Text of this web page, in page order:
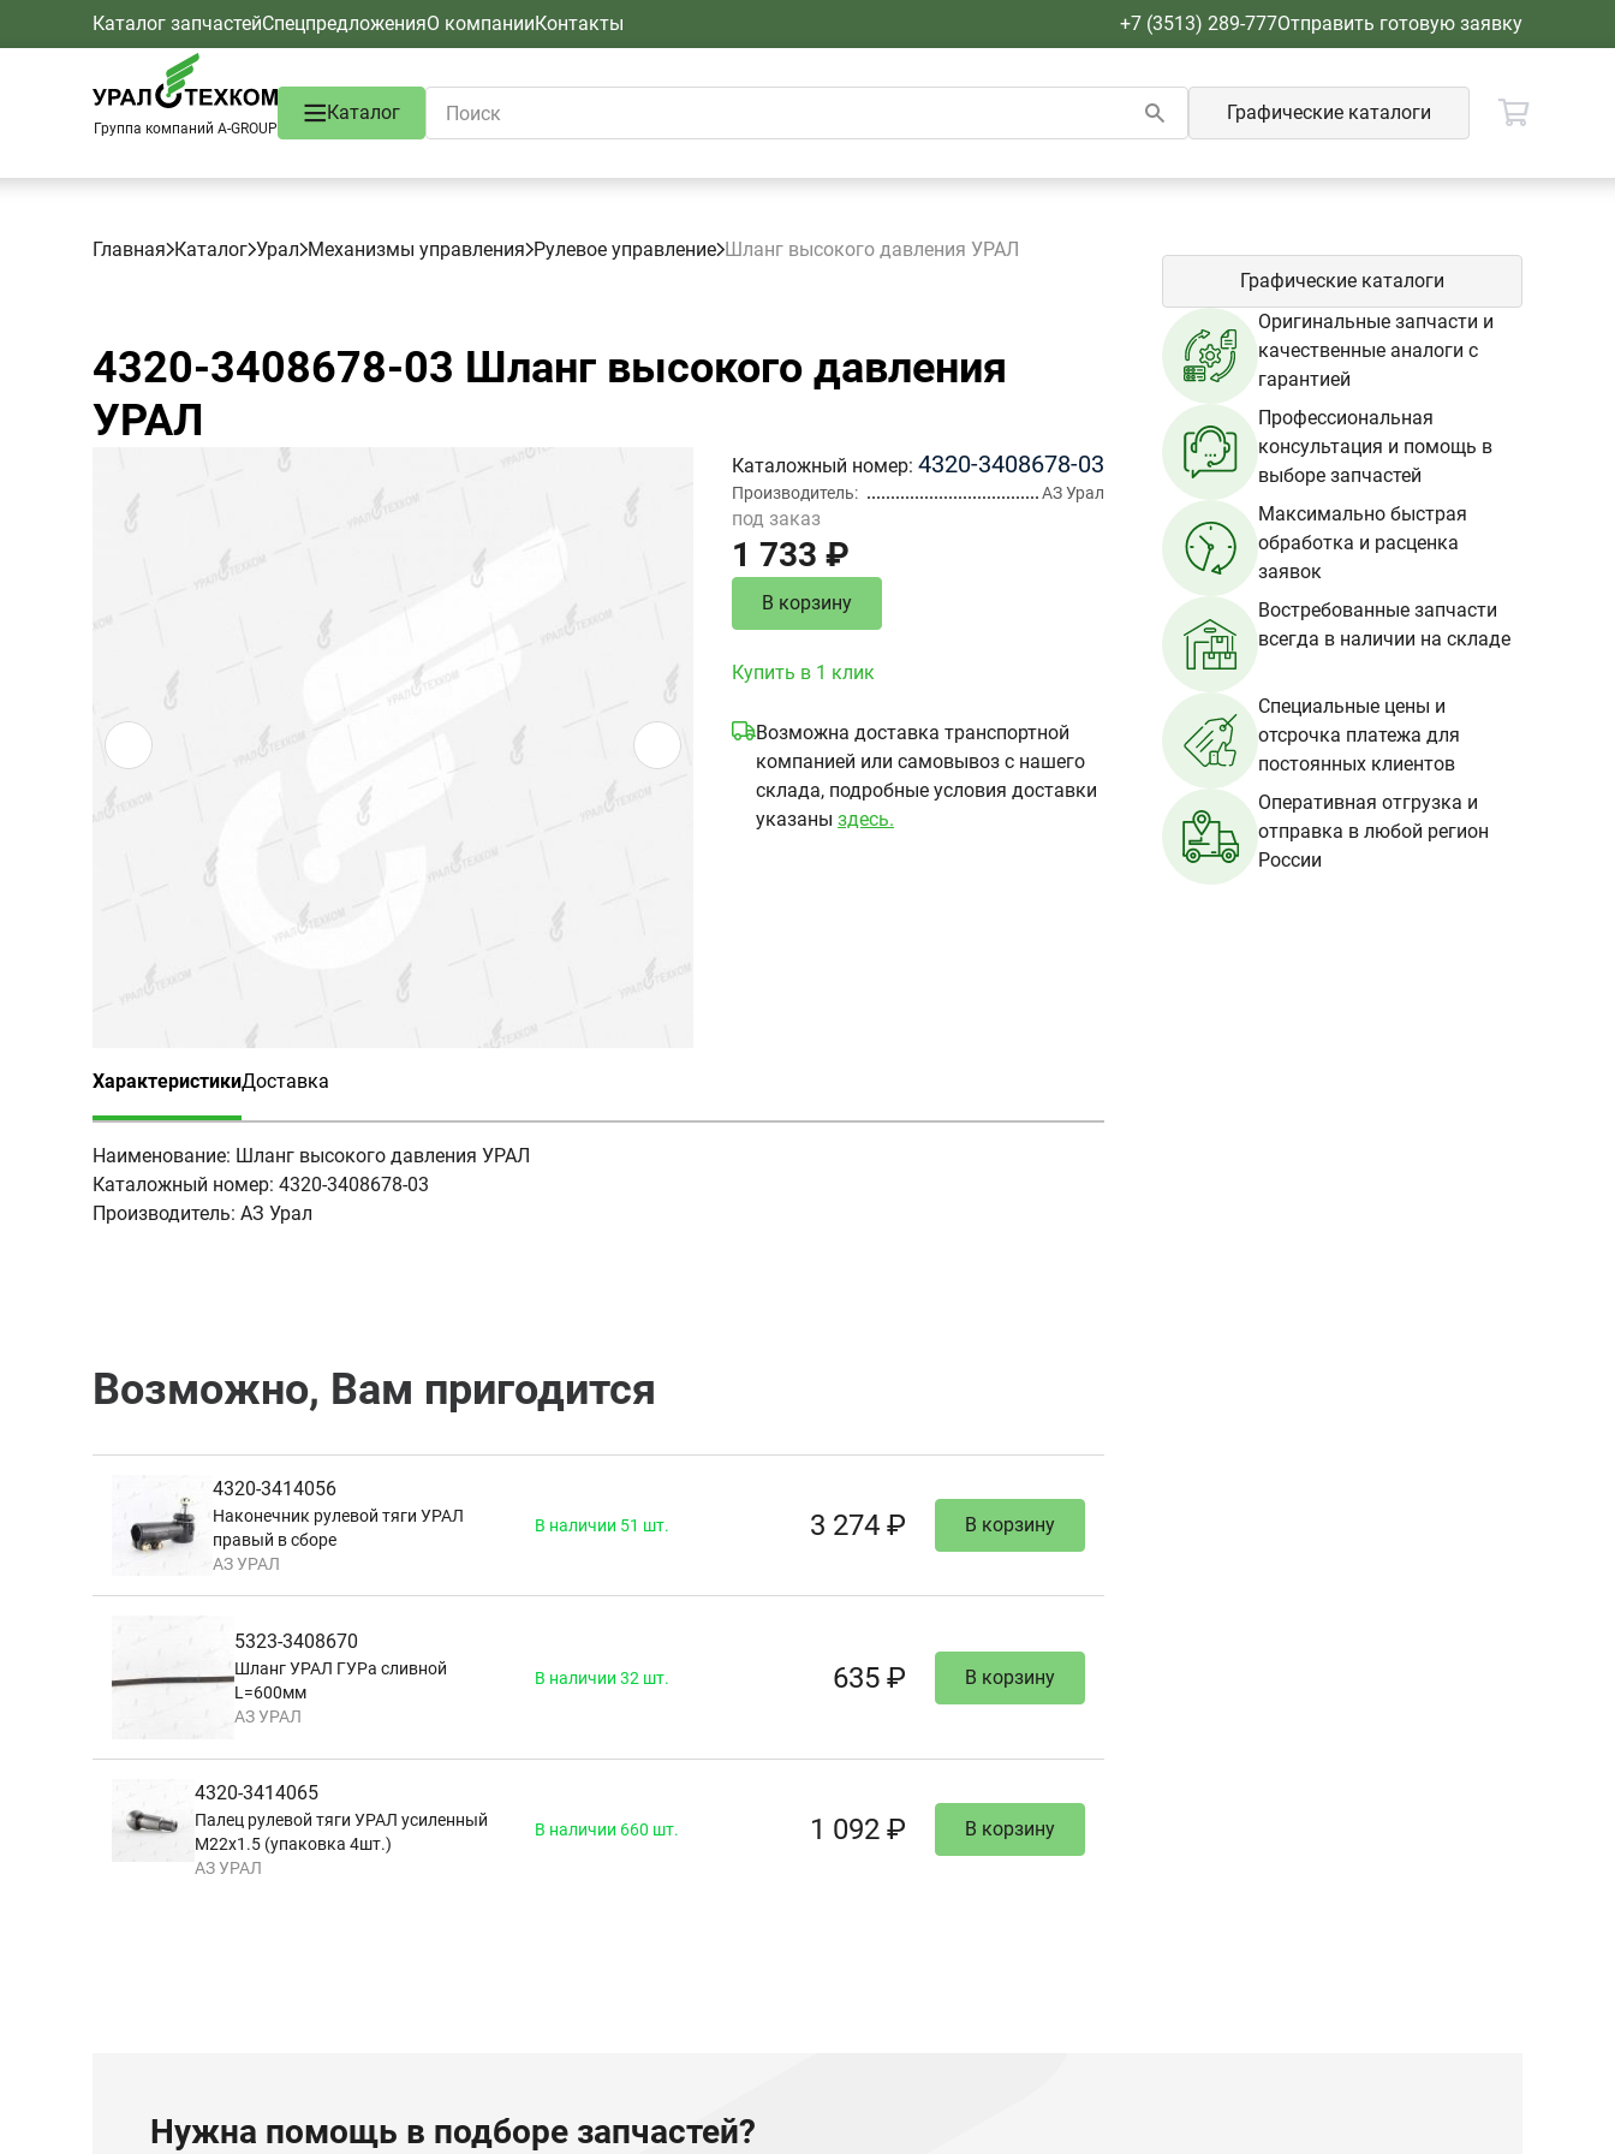
Каталог запчастейСпецпредложенияО компанииКонтакты +7 (3513) 289-777Отправить готовую заявку
Группа компаний A-GROUP
Каталог Графические каталоги
Главная Каталог Урал Механизмы управления Рулевое управление Шланг высокого давления УРАЛ
4320-3408678-03 Шланг высокого давления
УРАЛ
Каталожный номер 4320-3408678-03
Производитель АЗ Урал
под заказ
1 733 ₽
В корзину
Купить в 1 клик
Возможна доставка транспортной
компанией или самовывоз с нашего
склада, подробные условия доставки
указаны здесь.
Характеристики
(активная вкладка)
Доставка
Наименование: Шланг высокого давления УРАЛ
Каталожный номер: 4320-3408678-03
Производитель: АЗ Урал
Возможно, Вам пригодится
4320-3414056
Наконечник рулевой тяги УРАЛ
правый в сборе
АЗ УРАЛ
В наличии 51 шт. 3 274 ₽ В корзину
5323-3408670
Шланг УРАЛ ГУРа сливной
L=600мм
АЗ УРАЛ
В наличии 32 шт. 635 ₽ В корзину
4320-3414065
Палец рулевой тяги УРАЛ усиленный
М22х1.5 (упаковка 4шт.)
АЗ УРАЛ
В наличии 660 шт. 1 092 ₽ В корзину
Графические каталоги
Оригинальные запчасти и
качественные аналоги с
гарантией
Профессиональная
консультация и помощь в
выборе запчастей
Максимально быстрая
обработка и расценка
заявок
Востребованные запчасти
всегда в наличии на складе
Специальные цены и
отсрочка платежа для
постоянных клиентов
Оперативная отгрузка и
отправка в любой регион
России
Нужна помощь в подборе запчастей?